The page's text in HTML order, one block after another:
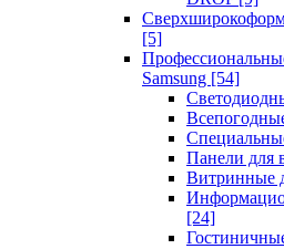
[5]
Samsung [54]
Панели для
Витринные
[24]